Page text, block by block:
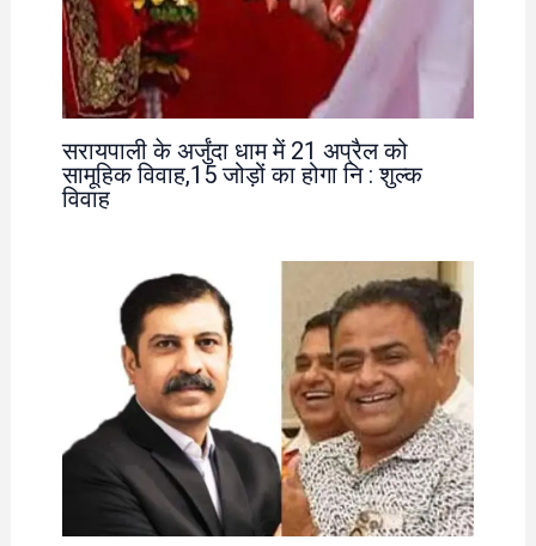
सरायपाली के अर्जुंदा धाम में 21 अप्रैल को
सामूहिक विवाह,15 जोड़ों का होगा नि : शुल्क
विवाह